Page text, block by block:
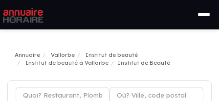
Annuaire Vallorbe
Institut de beauté
Institut de beauté à Vallorbe
Institut de Beauté